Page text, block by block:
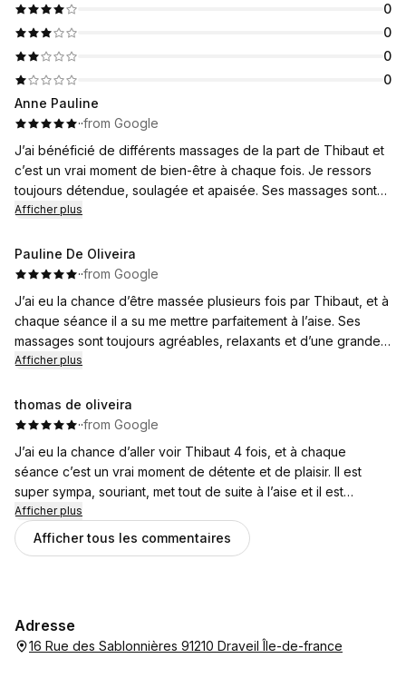
0
0
0
0
Anne Pauline
··from Google
J’ai bénéficié de différents massages de la part de Thibaut et
c’est un vrai moment de bien-être à chaque fois. Je ressors
toujours détendue, soulagée et apaisée. Ses massages sont
parfaitement équilibrés, exactement ce qu’il faut pour relâcher
Thibaut est d’une grande gentillesse et très professionnel, il
met immédiatement en confiance dès l’arrivée dans son institut
Je le recommande les yeux fermés, vous pouvez y aller en
toute confiance.
Afficher plus
Pauline De Oliveira
··from Google
J’ai eu la chance d’être massée plusieurs fois par Thibaut, et à
chaque séance il a su me mettre parfaitement à l’aise. Ses
massages sont toujours agréables, relaxants et d’une grande
qualité. J’en ressors à chaque fois détendue et apaisée.
écoute.
Je le recommande les yeux fermés !
Afficher plus
thomas de oliveira
··from Google
J’ai eu la chance d’aller voir Thibaut 4 fois, et à chaque
séance c’est un vrai moment de détente et de plaisir. Il est
super sympa, souriant, met tout de suite à l’aise et il est
vraiment aux petits soins.
Grâce à lui, j’ai pu me faire masser de la tête aux pieds : la
pression est toujours parfaite, ni trop forte ni trop douce. Il
totale et au lâcher-prise.
Merci Thibaut pour ton professionnalisme et ton savoir-faire !
Afficher plus
Afficher tous les commentaires
Adresse
16 Rue des Sablonnières 91210 Draveil Île-de-france